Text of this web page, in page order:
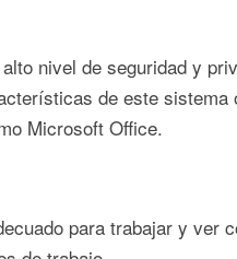
nivel de seguridad y
de este
Microsoft Office.
para trabajar y ver